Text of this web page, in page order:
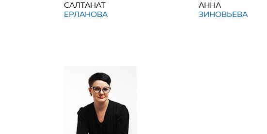
САЛТАНАТ
ЕРЛАНОВА
АННА
ЗИНОВЬЕВА